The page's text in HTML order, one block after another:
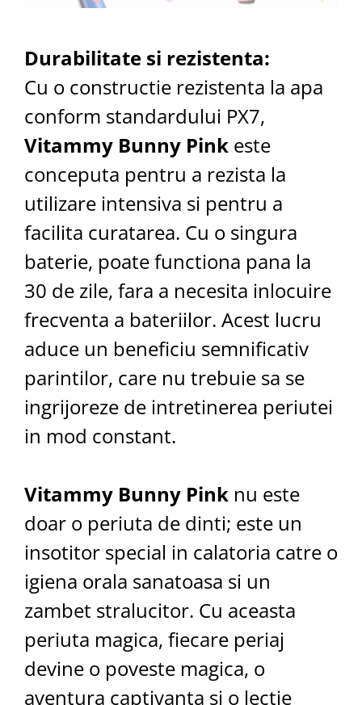
Durabilitate si rezistenta:
Cu o constructie rezistenta la apa
conform standardului PX7,
Vitammy Bunny Pink este
conceputa pentru a rezista la
utilizare intensiva si pentru a
facilita curatarea. Cu o singura
baterie, poate functiona pana la
30 de zile, fara a necesita inlocuire
frecventa a bateriilor. Acest lucru
aduce un beneficiu semnificativ
parintilor, care nu trebuie sa se
ingrijoreze de intretinerea periutei
in mod constant.
Vitammy Bunny Pink nu este
doar o periuta de dinti; este un
insotitor special in calatoria catre o
igiena orala sanatoasa si un
zambet stralucitor. Cu aceasta
periuta magica, fiecare periaj
devine o poveste magica, o
aventura captivanta si o lectie